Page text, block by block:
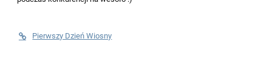
Pierwszy Dzień Wiosny